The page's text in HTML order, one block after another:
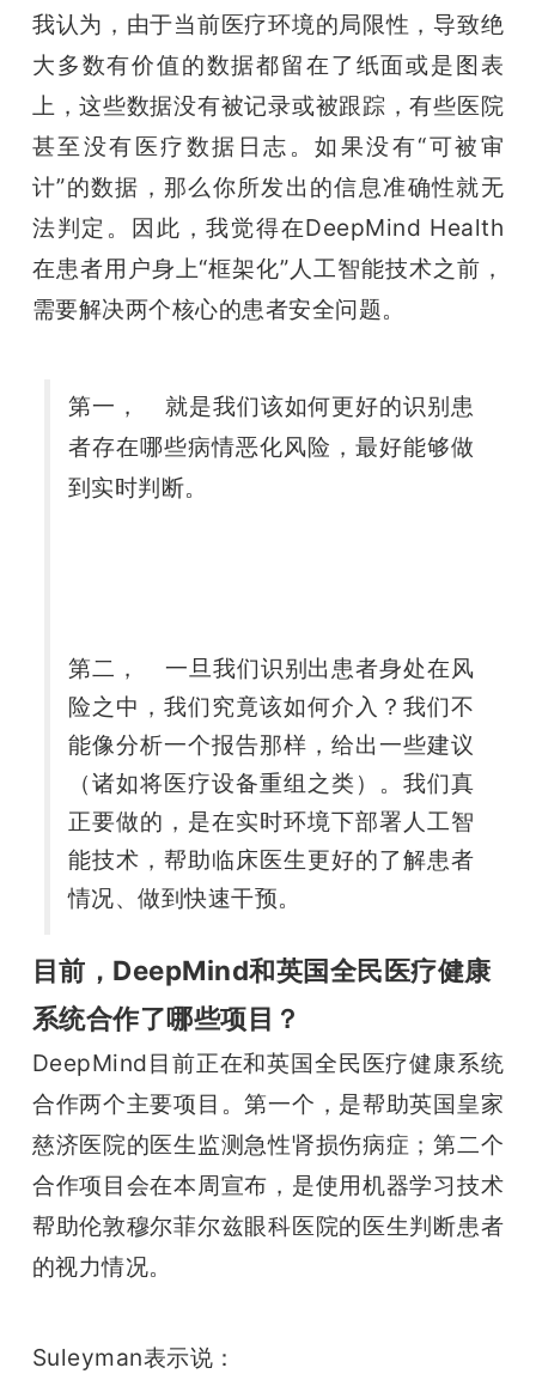
我认为，由于当前医疗环境的局限性，导致绝
大多数有价值的数据都留在了纸面或是图表
上，这些数据没有被记录或被跟踪，有些医院
甚至没有医疗数据日志。如果没有“可被审
计”的数据，那么你所发出的信息准确性就无
法判定。因此，我觉得在DeepMind Health
在患者用户身上“框架化”人工智能技术之前，
需要解决两个核心的患者安全问题。
第一，	就是我们该如何更好的识别患
者存在哪些病情恶化风险，最好能够做
到实时判断。
第二，	一旦我们识别出患者身处在风
险之中，我们究竟该如何介入？我们不
能像分析一个报告那样，给出一些建议
（诸如将医疗设备重组之类）。我们真
正要做的，是在实时环境下部署人工智
能技术，帮助临床医生更好的了解患者
情况、做到快速干预。
目前，DeepMind和英国全民医疗健康
系统合作了哪些项目？
DeepMind目前正在和英国全民医疗健康系统
合作两个主要项目。第一个，是帮助英国皇家
慈济医院的医生监测急性肾损伤病症；第二个
合作项目会在本周宣布，是使用机器学习技术
帮助伦敦穆尔菲尔兹眼科医院的医生判断患者
的视力情况。
Suleyman表示说：